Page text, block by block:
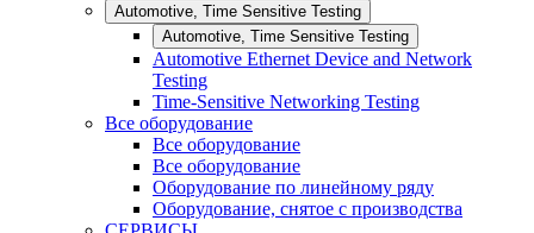
Automotive, Time Sensitive Testing
Automotive, Time Sensitive Testing
Automotive Ethernet Device and Network
Testing
Time-Sensitive Networking Testing
Все оборудование
Все оборудование
Все оборудование
Оборудование по линейному ряду
Оборудование, снятое с производства